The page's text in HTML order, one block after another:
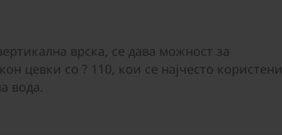
врска, се дава можност за
цевки со ? 110, кои се најчесто користени
вода.